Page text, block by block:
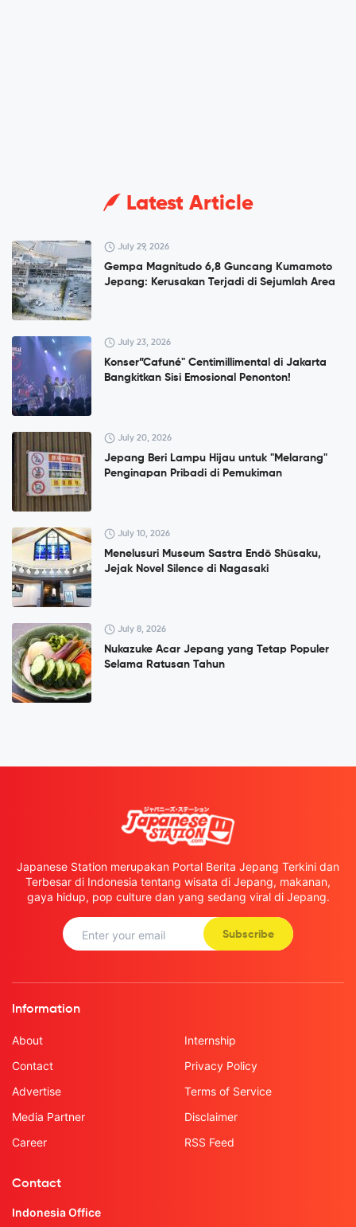
Latest Article
July 29, 2026
Gempa Magnitudo 6,8 Guncang Kumamoto
Jepang: Kerusakan Terjadi di Sejumlah Area
July 23, 2026
Konser”Cafuné" Centimillimental di Jakarta
Bangkitkan Sisi Emosional Penonton!
July 20, 2026
Jepang Beri Lampu Hijau untuk "Melarang"
Penginapan Pribadi di Pemukiman
July 10, 2026
Menelusuri Museum Sastra Endō Shūsaku,
Jejak Novel Silence di Nagasaki
July 8, 2026
Nukazuke Acar Jepang yang Tetap Populer
Selama Ratusan Tahun
Japanese Station merupakan Portal Berita Jepang Terkini dan
Terbesar di Indonesia tentang wisata di Jepang, makanan,
gaya hidup, pop culture dan yang sedang viral di Jepang.
Subscribe
Information
About
Contact
Advertise
Media Partner
Career
Internship
Privacy Policy
Terms of Service
Disclaimer
RSS Feed
Contact
Indonesia Office